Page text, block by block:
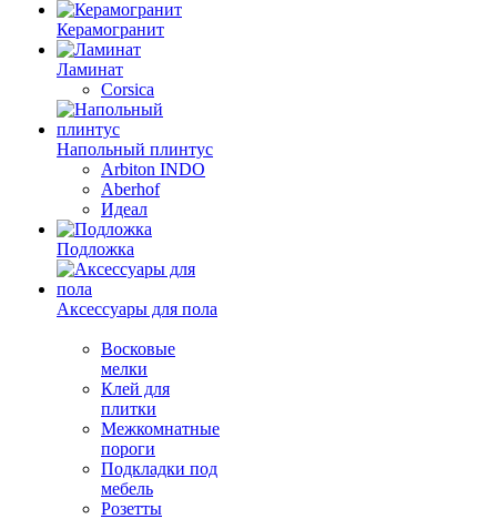
Керамогранит
Ламинат
Corsica
Напольный плинтус
Arbiton INDO
Aberhof
Идеал
Подложка
Аксессуары для пола
Восковые
мелки
Клей для
плитки
Межкомнатные
пороги
Подкладки под
мебель
Розетты